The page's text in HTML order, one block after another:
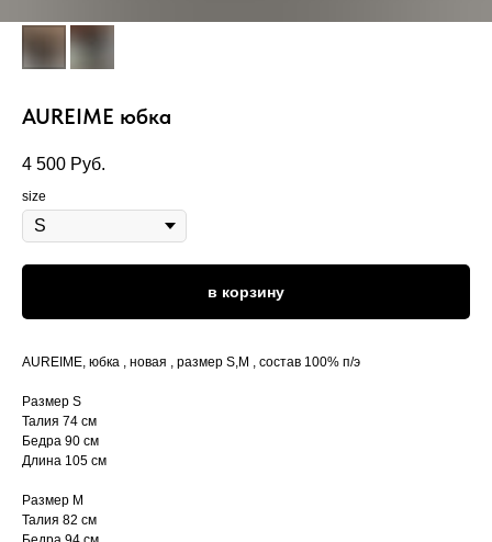
AUREIME юбка
4 500 Руб.
size
в корзину
AUREIME, юбка , новая , размер S,M , состав 100% п/э
Размер S
Талия 74 см
Бедра 90 см
Длина 105 см
Размер М
Талия 82 см